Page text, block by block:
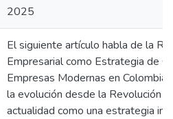
2025
El siguiente artículo habla de la
Empresarial como Estrategia de
Empresas Modernas en Colombia
la evolución desde la Revolución
actualidad como una estrategia